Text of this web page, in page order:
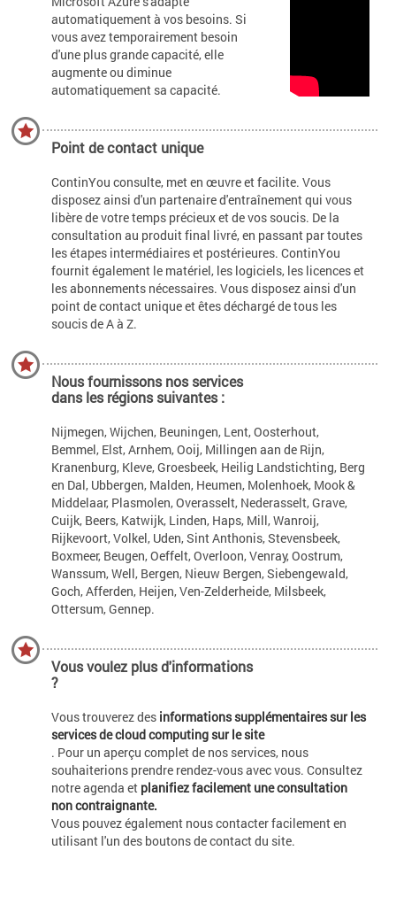
automatiquement à vos besoins. Si
vous avez temporairement besoin
d'une plus grande capacité, elle
augmente ou diminue
automatiquement sa capacité.
Point de contact unique
ContinYou consulte, met en œuvre et facilite. Vous
disposez ainsi d'un partenaire d'entraînement qui vous
libère de votre temps précieux et de vos soucis. De la
consultation au produit final livré, en passant par toutes
les étapes intermédiaires et postérieures. ContinYou
fournit également le matériel, les logiciels, les licences et
les abonnements nécessaires. Vous disposez ainsi d'un
point de contact unique et êtes déchargé de tous les
soucis de A à Z.
Nous fournissons nos services
dans les régions suivantes :
Nijmegen, Wijchen, Beuningen, Lent, Oosterhout,
Bemmel, Elst, Arnhem, Ooij, Millingen aan de Rijn,
Kranenburg, Kleve, Groesbeek, Heilig Landstichting, Berg
en Dal, Ubbergen, Malden, Heumen, Molenhoek, Mook &
Middelaar, Plasmolen, Overasselt, Nederasselt, Grave,
Cuijk, Beers, Katwijk, Linden, Haps, Mill, Wanroij,
Rijkevoort, Volkel, Uden, Sint Anthonis, Stevensbeek,
Boxmeer, Beugen, Oeffelt, Overloon, Venray, Oostrum,
Wanssum, Well, Bergen, Nieuw Bergen, Siebengewald,
Goch, Afferden, Heijen, Ven-Zelderheide, Milsbeek,
Ottersum, Gennep.
Vous voulez plus d'informations
?
Vous trouverez des informations supplémentaires sur les
services de cloud computing sur le site
. Pour un aperçu complet de nos services, nous
souhaiterions prendre rendez-vous avec vous. Consultez
notre agenda et planifiez facilement une consultation
non contraignante.
Vous pouvez également nous contacter facilement en
utilisant l'un des boutons de contact du site.